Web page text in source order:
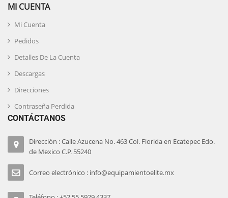
MI CUENTA
Mi Cuenta
Pedidos
Detalles De La Cuenta
Descargas
Direcciones
Contraseña Perdida
CONTÁCTANOS
Dirección : Calle Azucena No. 463 Col. Florida en Ecatepec Edo.
de Mexico C.P. 55240
Correo electrónico : info@equipamientoelite.mx